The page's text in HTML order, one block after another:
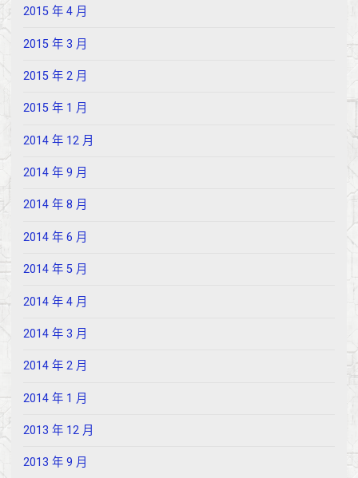
2015 年 4 月
2015 年 3 月
2015 年 2 月
2015 年 1 月
2014 年 12 月
2014 年 9 月
2014 年 8 月
2014 年 6 月
2014 年 5 月
2014 年 4 月
2014 年 3 月
2014 年 2 月
2014 年 1 月
2013 年 12 月
2013 年 9 月